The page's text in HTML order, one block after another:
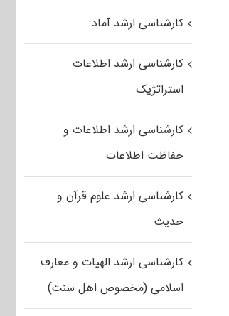
کارشناسی ارشد آماد
کارشناسی ارشد اطلاعات
استراتژیک
کارشناسی ارشد اطلاعات و
حفاظت اطلاعات
کارشناسی ارشد علوم قرآن و
حدیث
کارشناسی ارشد الهیات و معارف
اسلامی (مخصوص اهل سنت)